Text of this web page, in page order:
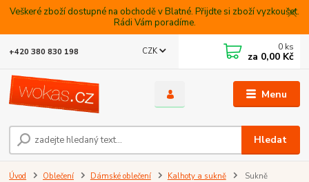
Veškeré zboží dostupné na obchodě v Blatné. Přijdte si zboží vyzkoušet.
Rádi Vám poradíme.
Menu
CZK
Hledat
+420 380 830 198 0 ks
za 0,00 Kč
Úvod Oblečení Dámské oblečení Kalhoty a sukně Sukně